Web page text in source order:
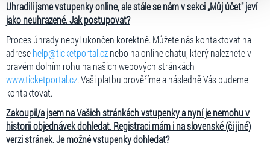
„Cookies a jejich nastavení“.
Uhradili jsme vstupenky online, ale stále se nám v sekci „Můj účet" jeví
jako neuhrazené. Jak postupovat?
Proces úhrady nebyl ukončen korektně. Můžete nás kontaktovat na
adresehelp@ticketportal.cznebo na online chatu, který naleznete v
pravém dolním rohu na našich webových stránkách
www.ticketportal.cz. Vaši platbu prověříme a následně Vás budeme
kontaktovat.
Zakoupil/a jsem na Vašich stránkách vstupenky a nyní je nemohu v
historii objednávek dohledat. Registraci mám i na slovenské (či jiné)
verzi stránek. Je možné vstupenky dohledat?